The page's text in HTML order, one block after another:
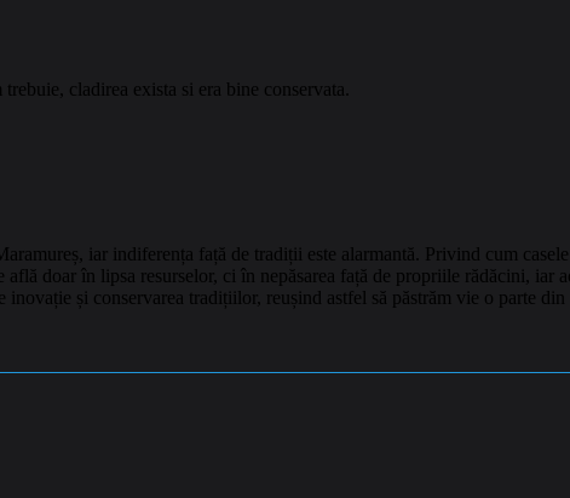
trebuie, cladirea exista si era bine conservata.
iar indiferența față de tradiții este alarmantă. Privind cum
doar în lipsa resurselor, ci în nepăsarea față de propriile rădăcini, iar
și conservarea tradițiilor, reușind astfel să păstrăm vie o parte din